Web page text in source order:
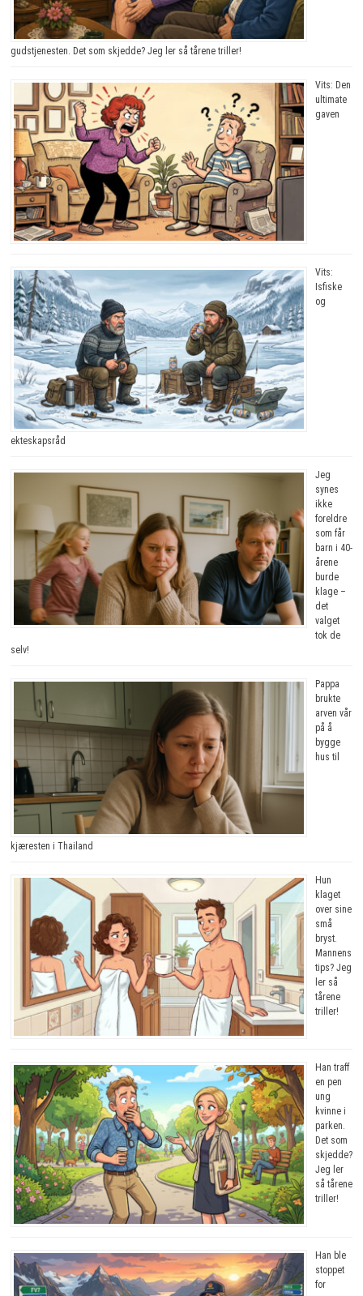
gudstjenesten. Det som skjedde? Jeg ler så tårene triller!
Vits: Den
ultimate
gaven
Vits:
Isfiske
og
ekteskapsråd
Jeg
synes
ikke
foreldre
som får
barn i 40-
årene
burde
klage –
det
valget
tok de
selv!
Pappa
brukte
arven vår
på å
bygge
hus til
kjæresten i Thailand
Hun
klaget
over sine
små
bryst.
Mannens
tips? Jeg
ler så
tårene
triller!
Han traff
en pen
ung
kvinne i
parken.
Det som
skjedde?
Jeg ler
så tårene
triller!
Han ble
stoppet
for